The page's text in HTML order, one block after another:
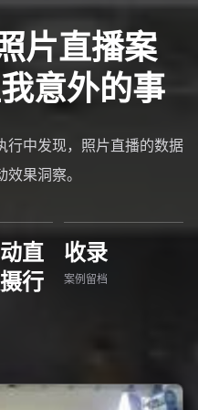
片直播案
意外的事
行中发现，照片直播的数据
果洞察。
直
行
收录
案例留档